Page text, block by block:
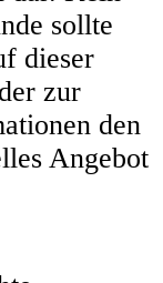
sollte
dieser
zur
den
Angebot